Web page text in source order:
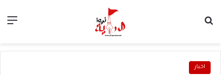
اخبار